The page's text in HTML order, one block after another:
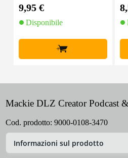
9,95 €
Disponibile
+
Mackie DLZ Creator Podcast
Cod. prodotto: 9000-0108-3470
Informazioni sul prodotto